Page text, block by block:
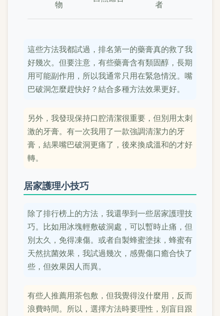
物 者
這些方法我都試過，排名第一的藥膏真的救了我
好幾次。但要注意，有些藥膏含有類固醇，長期
用可能副作用，所以我通常只用在緊急情況。嘴
巴破洞怎麼趕快好？結合多種方法效果更好。
另外，我發現保持口腔清潔很重要，但別用太刺
激的牙膏。有一次我用了一款強調清潔力的牙
膏，結果嘴巴破洞更痛了，後來換成溫和的才好
轉。
居家護理小技巧
除了排行榜上的方法，我還學到一些居家護理技
巧。比如用冰塊輕敷破洞處，可以暫時止痛，但
別太久，免得凍傷。或者自製蜂蜜塗抹，蜂蜜有
天然抗菌效果，我試過幾次，感覺傷口癒合快了
些，但效果因人而異。
有些人推薦用茶包敷，但我覺得沒什麼用，反而
浪費時間。所以，選擇方法時要理性，別盲目跟